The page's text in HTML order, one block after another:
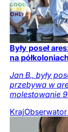
Były poseł
na półkoloniach
Jan B., były
przebywa w
molestowanie
Kraj